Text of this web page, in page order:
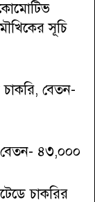
সূচি
চাকরি, বেতন-
৪৩,০০০
চাকরির